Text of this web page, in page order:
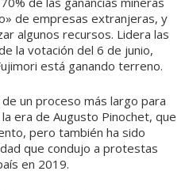
de empresas extranjeras, y
algunos recursos. Lidera las
la votación del 6 de junio,
está ganando terreno.
un proceso más largo para
era de Augusto Pinochet, que
pero también ha sido
que condujo a protestas
en 2019.